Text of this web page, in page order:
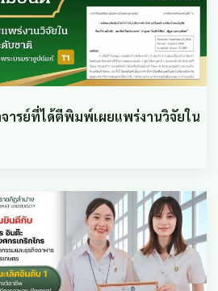
ารย์ที่ได้ตีพิมพ์เผยแพร่งานวิจัยใน